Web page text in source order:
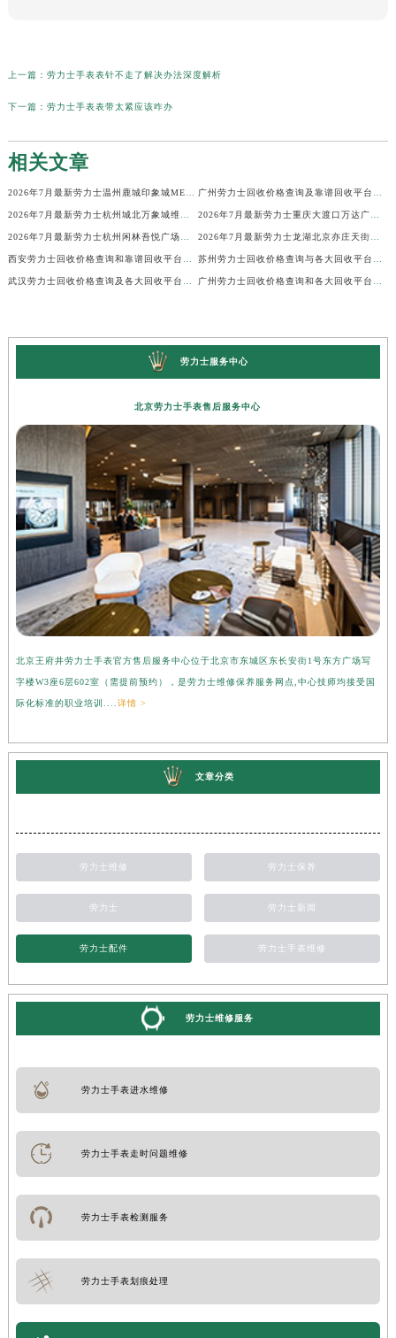
上一篇： 劳力士手表表针不走了解决办法深度解析
下一篇： 劳力士手表表带太紧应该咋办
相关文章
劳力士服务中心
北京劳力士手表售后服务中心
北京王府井劳力士手表官方售后服务中心位于北京市东城区东长安街1号东方广场写
字楼W3座6层602室（需提前预约），是劳力士维修保养服务网点,中心技师均接受国
际化标准的职业培训.... 详情 >
文章分类
劳力士维修 劳力士保养
劳力士 劳力士新闻
劳力士配件 劳力士手表维修
劳力士维修服务
劳力士手表进水维修
劳力士手表走时问题维修
劳力士手表检测服务
劳力士手表划痕处理